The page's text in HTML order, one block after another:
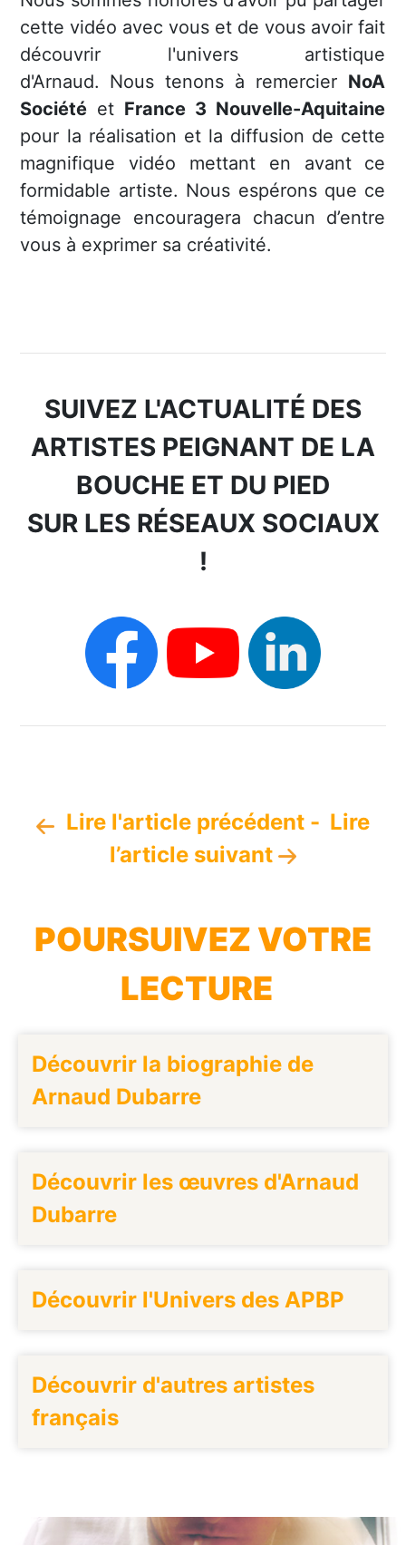
cette vidéo avec vous et de vous avoir fait
découvrir l'univers artistique
d'Arnaud. Nous tenons à remercier NoA
Société et France 3 Nouvelle-Aquitaine
pour la réalisation et la diffusion de cette
magnifique vidéo mettant en avant ce
formidable artiste. Nous espérons que ce
témoignage encouragera chacun d’entre
vous à exprimer sa créativité.
SUIVEZ L'ACTUALITÉ DES
ARTISTES PEIGNANT DE LA
BOUCHE ET DU PIED
SUR LES RÉSEAUX SOCIAUX
!
Lire l'article précédent - Lire
l’article suivant
POURSUIVEZ VOTRE
LECTURE
Découvrir la biographie de
Arnaud Dubarre
Découvrir les œuvres d'Arnaud
Dubarre
Découvrir l'Univers des APBP
Découvrir d'autres artistes
français